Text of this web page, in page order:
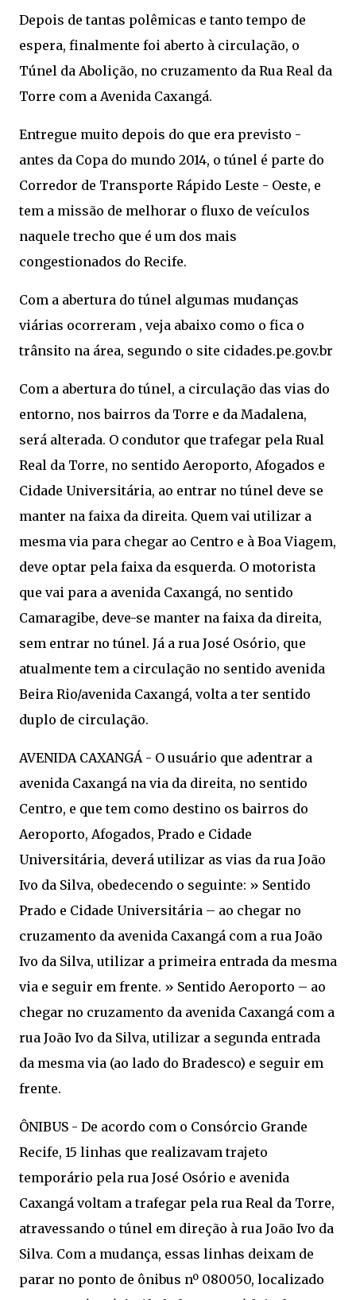
Depois de tantas polêmicas e tanto tempo de
espera, finalmente foi aberto à circulação, o
Túnel da Abolição, no cruzamento da Rua Real da
Torre com a Avenida Caxangá.
Entregue muito depois do que era previsto -
antes da Copa do mundo 2014, o túnel é parte do
Corredor de Transporte Rápido Leste - Oeste, e
tem a missão de melhorar o fluxo de veículos
naquele trecho que é um dos mais
congestionados do Recife.
Com a abertura do túnel algumas mudanças
viárias ocorreram , veja abaixo como o fica o
trânsito na área, segundo o site cidades.pe.gov.br
Com a abertura do túnel, a circulação das vias do
entorno, nos bairros da Torre e da Madalena,
será alterada. O condutor que trafegar pela Rual
Real da Torre, no sentido Aeroporto, Afogados e
Cidade Universitária, ao entrar no túnel deve se
manter na faixa da direita. Quem vai utilizar a
mesma via para chegar ao Centro e à Boa Viagem,
deve optar pela faixa da esquerda. O motorista
que vai para a avenida Caxangá, no sentido
Camaragibe, deve-se manter na faixa da direita,
sem entrar no túnel. Já a rua José Osório, que
atualmente tem a circulação no sentido avenida
Beira Rio/avenida Caxangá, volta a ter sentido
duplo de circulação.
AVENIDA CAXANGÁ - O usuário que adentrar a
avenida Caxangá na via da direita, no sentido
Centro, e que tem como destino os bairros do
Aeroporto, Afogados, Prado e Cidade
Universitária, deverá utilizar as vias da rua João
Ivo da Silva, obedecendo o seguinte: » Sentido
Prado e Cidade Universitária – ao chegar no
cruzamento da avenida Caxangá com a rua João
Ivo da Silva, utilizar a primeira entrada da mesma
via e seguir em frente. » Sentido Aeroporto – ao
chegar no cruzamento da avenida Caxangá com a
rua João Ivo da Silva, utilizar a segunda entrada
da mesma via (ao lado do Bradesco) e seguir em
frente.
ÔNIBUS - De acordo com o Consórcio Grande
Recife, 15 linhas que realizavam trajeto
temporário pela rua José Osório e avenida
Caxangá voltam a trafegar pela rua Real da Torre,
atravessando o túnel em direção à rua João Ivo da
Silva. Com a mudança, essas linhas deixam de
parar no ponto de ônibus nº 080050, localizado